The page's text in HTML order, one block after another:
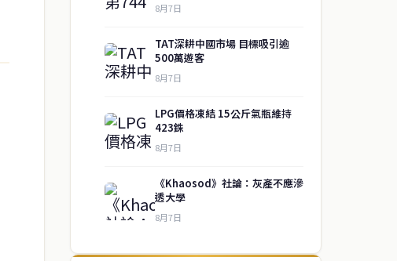
8月7日
TAT深耕中國市場 目標吸引逾
500萬遊客
8月7日
LPG價格凍結 15公斤氣瓶維持
423銖
8月7日
《Khaosod》社論：灰產不應滲
透大學
8月7日